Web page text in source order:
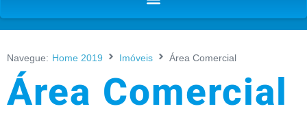
Navegue: Home 2019 Imóveis Área Comercial
Área Comercial